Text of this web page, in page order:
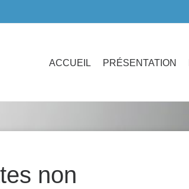
ACCUEIL PRÉSENTATION
non